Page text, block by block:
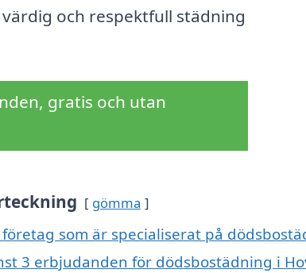
och respektfull städning
gratis och utan
gömma
som är specialiserat på
3 erbjudanden för dödsbostädning i